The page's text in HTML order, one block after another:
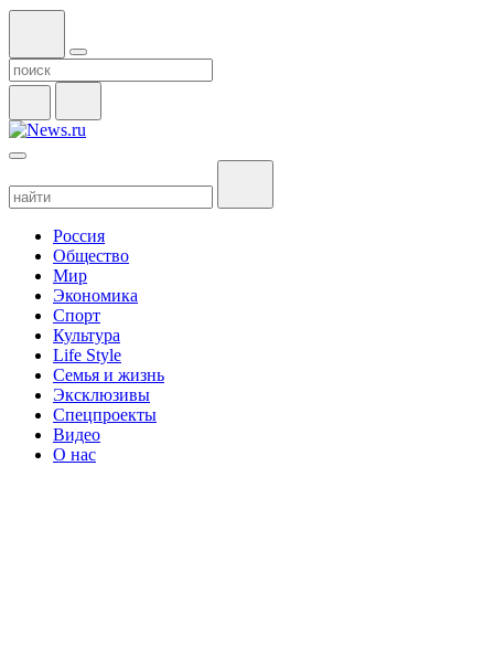
Россия
Общество
Мир
Экономика
Спорт
Культура
Life Style
Семья и жизнь
Эксклюзивы
Спецпроекты
Видео
О нас